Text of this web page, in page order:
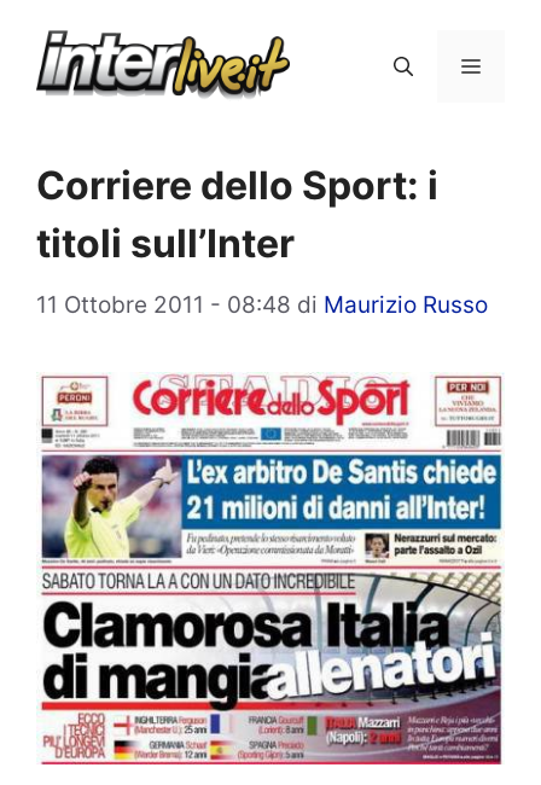
Menu
Corriere dello Sport: i
titoli sull’Inter
11 Ottobre 2011 - 08:48 di Maurizio Russo